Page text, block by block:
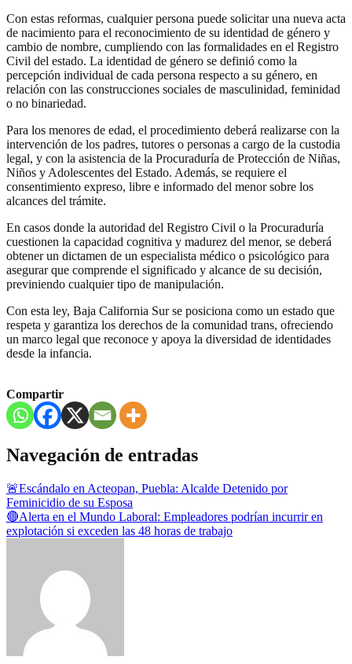
Con estas reformas, cualquier persona puede solicitar una nueva acta
de nacimiento para el reconocimiento de su identidad de género y
cambio de nombre, cumpliendo con las formalidades en el Registro
Civil del estado. La identidad de género se definió como la
percepción individual de cada persona respecto a su género, en
relación con las construcciones sociales de masculinidad, feminidad
o no binariedad.
Para los menores de edad, el procedimiento deberá realizarse con la
intervención de los padres, tutores o personas a cargo de la custodia
legal, y con la asistencia de la Procuraduría de Protección de Niñas,
Niños y Adolescentes del Estado. Además, se requiere el
consentimiento expreso, libre e informado del menor sobre los
alcances del trámite.
En casos donde la autoridad del Registro Civil o la Procuraduría
cuestionen la capacidad cognitiva y madurez del menor, se deberá
obtener un dictamen de un especialista médico o psicológico para
asegurar que comprende el significado y alcance de su decisión,
previniendo cualquier tipo de manipulación.
Con esta ley, Baja California Sur se posiciona como un estado que
respeta y garantiza los derechos de la comunidad trans, ofreciendo
un marco legal que reconoce y apoya la diversidad de identidades
desde la infancia.
Compartir
Navegación de entradas
🚨Escándalo en Acteopan, Puebla: Alcalde Detenido por
Feminicidio de su Esposa
🔴Alerta en el Mundo Laboral: Empleadores podrían incurrir en
explotación si exceden las 48 horas de trabajo